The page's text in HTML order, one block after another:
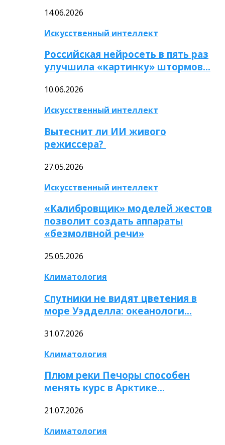
14.06.2026
Искусственный интеллект
Российская нейросеть в пять раз
улучшила «картинку» штормов…
10.06.2026
Искусственный интеллект
Вытеснит ли ИИ живого
режиссера?
27.05.2026
Искусственный интеллект
«Калибровщик» моделей жестов
позволит создать аппараты
«безмолвной речи»
25.05.2026
Климатология
Спутники не видят цветения в
море Уэдделла: океанологи…
31.07.2026
Климатология
Плюм реки Печоры способен
менять курс в Арктике…
21.07.2026
Климатология